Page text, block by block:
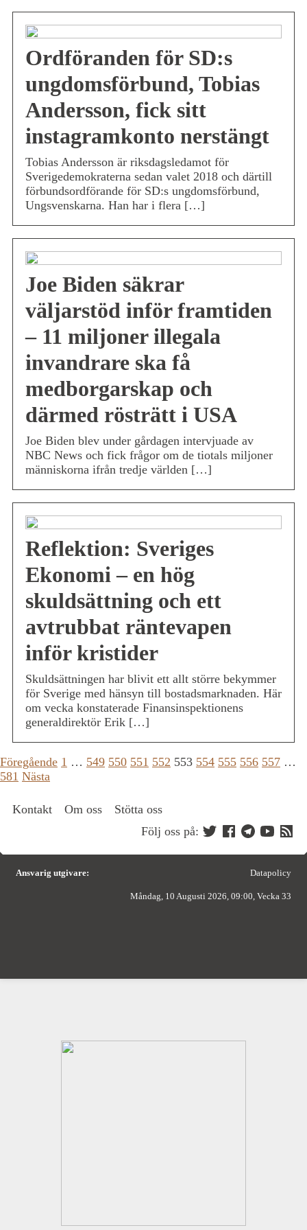
Ordföranden för SD:s
ungdomsförbund, Tobias
Andersson, fick sitt
instagramkonto nerstängt
Tobias Andersson är riksdagsledamot för
Sverigedemokraterna sedan valet 2018 och därtill
förbundsordförande för SD:s ungdomsförbund,
Ungsvenskarna. Han har i flera […]
Joe Biden säkrar
väljarstöd inför framtiden
– 11 miljoner illegala
invandrare ska få
medborgarskap och
därmed rösträtt i USA
Joe Biden blev under gårdagen intervjuade av
NBC News och fick frågor om de tiotals miljoner
människorna ifrån tredje världen […]
Reflektion: Sveriges
Ekonomi – en hög
skuldsättning och ett
avtrubbat räntevapen
inför kristider
Skuldsättningen har blivit ett allt större bekymmer
för Sverige med hänsyn till bostadsmarknaden. Här
om vecka konstaterade Finansinspektionens
generaldirektör Erik […]
Sidnumrering
inlägg
Föregående 1 … 549 550 551 552 553 554 555 556 557 …
581 Nästa
Kontakt Om oss
Stötta oss
Följ oss på:
Ansvarig utgivare: Datapolicy
Måndag, 10 Augusti 2026, 09:00, Vecka 33